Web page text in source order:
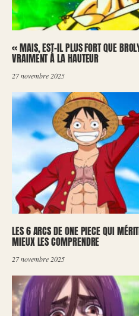
« MAIS, EST-IL PLUS FORT QUE
VRAIMENT À LA HAUTEUR
27 novembre 2025
LES 6 ARCS DE ONE PIECE QUI
MIEUX LES COMPRENDRE
27 novembre 2025